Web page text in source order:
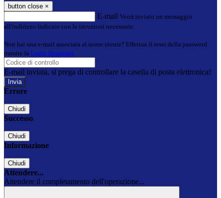
button close ×
E-mail Verrà inviato un messaggio
all'indirizzo indicato con le istruzioni necessarie.
Non hai una e-mail associata al nome utente? Effettua il reset della password
tramite la Login Spaggiari
E-mail inviata, si prega di controllare la casella di posta elettronica!
Errore
Chiudi
Successo
Chiudi
Informazione
Chiudi
Attendere...
Attendere il completamento dell'operazione...